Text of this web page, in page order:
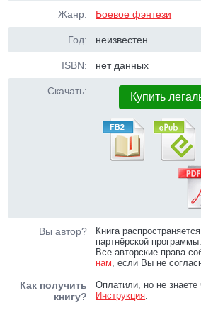
Жанр: Боевое фэнтези
Год: неизвестен
ISBN: нет данных
Скачать: Купить
Вы автор?
Книга
партнёрской программы.
Все авторские права
нам, если Вы не
Как получить
книгу?
Оплатили, но не
Инструкция.